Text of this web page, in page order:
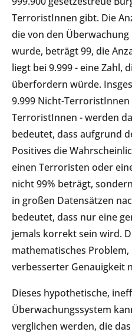
TerroristInnen gibt. Die
die von den
wurde, beträgt 99, die
liegt bei 9.999 - eine Zahl,
überfordern würde.
9.999 Nicht-
TerroristInnen - werden
bedeutet, dass aufgrund
Positives die
einen Terroristen oder
nicht 99% beträgt,
in großen Datensätzen
bedeutet, dass nur eine
jemals korrekt sein wird.
mathematisches Problem,
verbesserter Genauigkeit
Dieses hypothetische,
Überwachungssystem
verglichen werden, die